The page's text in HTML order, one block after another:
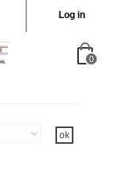
Log in
0